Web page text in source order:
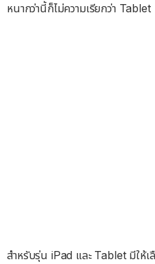
หนากว่านี้ก็ไม่ความเรียกว่า
สำหรับรุ่น iPad และ Tablet มีให้